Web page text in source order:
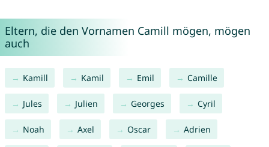
Eltern, die den Vornamen Camill mögen, mögen
auch
Kamill Kamil Emil Camille
Jules Julien Georges Cyril
Noah Axel Oscar Adrien